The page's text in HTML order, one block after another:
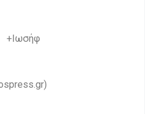
+Ιωσήφ